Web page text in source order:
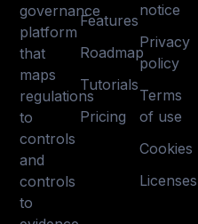
governance
platform
that
maps
regulations
to
controls
and
controls
to
Features
Roadmap
Tutorials
Pricing
notice
Privacy
policy
Terms
of use
Cookies
Licenses